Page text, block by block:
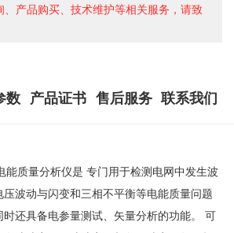
产品购买、技术维护等相关服务，请致
数 产品证书 售后服务 联系我们
质量分析仪是 专门用于检测电网中发生波
波动与闪变和三相不平衡等电能质量问题
还具备电参量测试、矢量分析的功能。 可